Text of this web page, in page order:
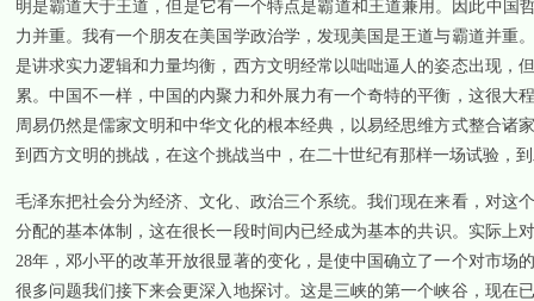
明是霸道大于王道，但是它有一个特点是霸道和王道兼用。因此中国
力并重。我有一个朋友在美国学政治学，发现美国是王道与霸道并
是讲求实力逻辑和力量均衡，西方文明经常以咄咄逼人的姿态出现，
累。中国不一样，中国的内聚力和外展力有一个奇特的平衡，这很
周易仍然是儒家文明和中华文化的根本经典，以易经思维方式整合
到西方文明的挑战，在这个挑战当中，在二十世纪有那样一场试验，
毛泽东把社会分为经济、文化、政治三个系统。我们现在来看，对这
分配的基本体制，这在很长一段时间内已经成为基本的共识。实际上
28年，邓小平的改革开放很显著的变化，是使中国确立了一个对市场
很多问题我们接下来会更深入地探讨。这是三峡的第一个峡谷，现在